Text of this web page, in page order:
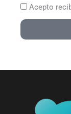
Acepto